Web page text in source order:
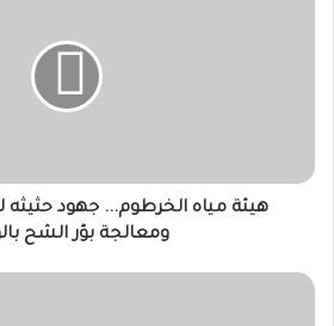
ومعالجة
هيئة مياه الخرطوم... جهود حثيثه
ومعالجة بؤر الشح
هيئة